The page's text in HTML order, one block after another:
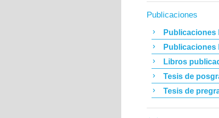
Publicaciones
Publicaciones
Publicaciones
Libros
Tesis de
Tesis de